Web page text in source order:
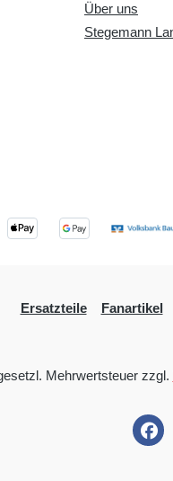
Über uns
Stegemann
Ersatzteile Fanartikel
Mehrwertsteuer zzgl.